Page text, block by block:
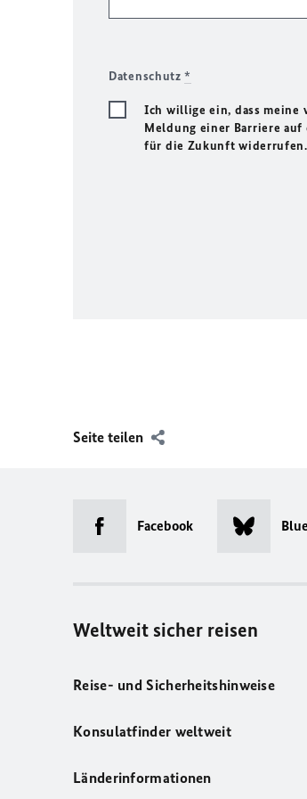
Datenschutz*
Ich willige ein, dass meine
Meldung einer Barriere
für die Zukunft widerrufen.
Seite teilen
Facebook
Weltweit sicher reisen
Reise- und Sicherheitshinweise
Konsulatfinder weltweit
Länderinformationen